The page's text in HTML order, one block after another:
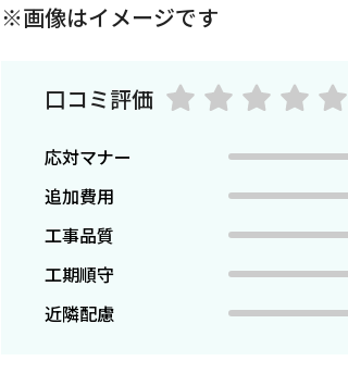
※画像はイメージです
口コミ評価
応対マナー
追加費用
工事品質
工期順守
近隣配慮